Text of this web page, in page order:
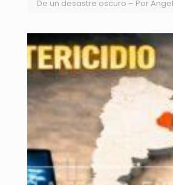
De un desastre oscuro – Por